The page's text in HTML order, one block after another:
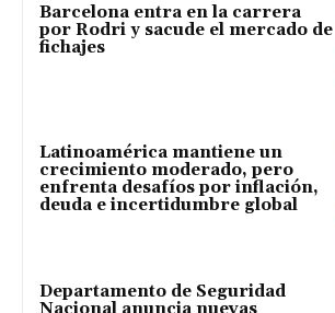
Barcelona entra en la carrera
por Rodri y sacude el mercado de
fichajes
Latinoamérica mantiene un
crecimiento moderado, pero
enfrenta desafíos por inflación,
deuda e incertidumbre global
Departamento de Seguridad